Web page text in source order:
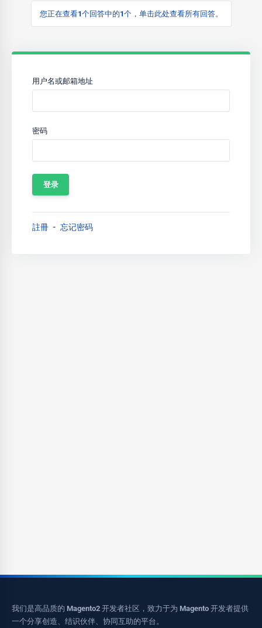
您正在查看1个回答中的1个，单击此处查看所有回答。
用户名或邮箱地址
密码
註冊 忘记密码
我们是高品质的 Magento2 开发者社区，致力于为 Magento 开发者提供
一个分享创造、结识伙伴、协同互助的平台。